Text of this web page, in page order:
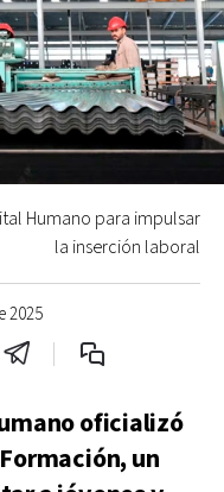
2025
Humano para impulsar
la inserción laboral
oficializó
un